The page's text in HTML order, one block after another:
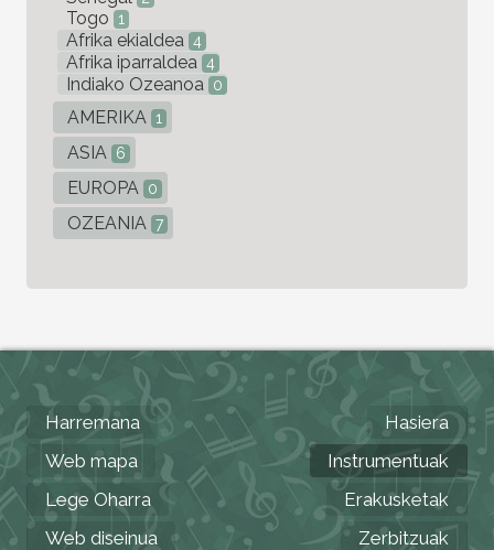
Togo 1
Afrika ekialdea 4
Afrika iparraldea 4
Indiako Ozeanoa 0
AMERIKA 1
ASIA 6
EUROPA 0
OZEANIA 7
Harremana
Web mapa
Lege Oharra
Web diseinua
Hasiera
Instrumentuak
Erakusketak
Zerbitzuak